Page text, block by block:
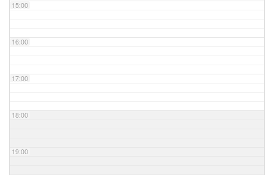
15:00
16:00
17:00
18:00
19:00